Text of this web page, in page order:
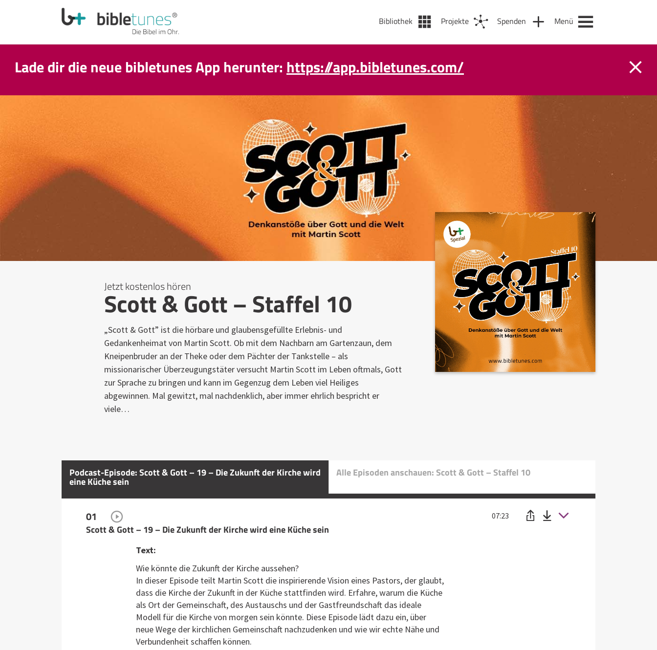
Bibliothek Projekte Spenden Menü
Lade dir die neue bibletunes App herunter: https://app.bibletunes.com/
Jetzt kostenlos hören
Scott & Gott – Staffel 10
„Scott & Gott” ist die hörbare und glaubensgefüllte Erlebnis- und
Gedankenheimat von Martin Scott. Ob mit dem Nachbarn am Gartenzaun, dem
Kneipenbruder an der Theke oder dem Pächter der Tankstelle – als
missionarischer Überzeugungstäter versucht Martin Scott im Leben oftmals, Gott
zur Sprache zu bringen und kann im Gegenzug dem Leben viel Heiliges
abgewinnen. Mal gewitzt, mal nachdenklich, aber immer ehrlich bespricht er
viele…
Podcast-Episode: Scott & Gott – 19 – Die Zukunft der Kirche wird
eine Küche sein
Alle Episoden anschauen: Scott & Gott – Staffel 10
01
Scott & Gott – 19 – Die Zukunft der Kirche wird eine Küche sein
07:23
Text:
Wie könnte die Zukunft der Kirche aussehen?
In dieser Episode teilt Martin Scott die inspirierende Vision eines Pastors, der glaubt,
dass die Kirche der Zukunft in der Küche stattfinden wird. Erfahre, warum die Küche
als Ort der Gemeinschaft, des Austauschs und der Gastfreundschaft das ideale
Modell für die Kirche von morgen sein könnte. Diese Episode lädt dazu ein, über
neue Wege der kirchlichen Gemeinschaft nachzudenken und wie wir echte Nähe und
Verbundenheit schaffen können.